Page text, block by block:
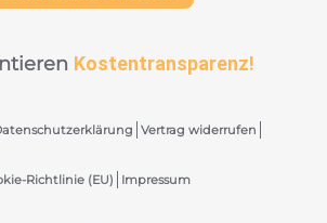
Kostentransparenz!
Vertrag widerrufen
Richtlinie (EU) Impressum